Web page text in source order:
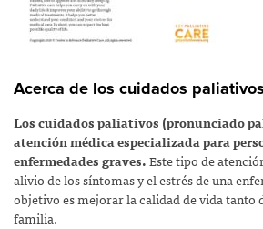
Acerca de los cuidados paliativos
Los cuidados paliativos (pronunciado
atención médica especializada para
enfermedades graves.Este tipo de
alivio de los síntomas y el estrés de una
objetivo es mejorar la calidad de vida tanto
familia.